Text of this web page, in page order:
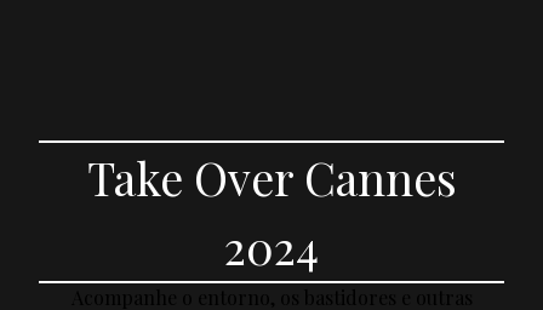
Take Over Cannes
2024